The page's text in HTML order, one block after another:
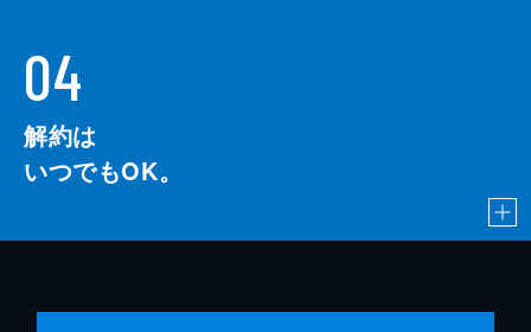
04
解約は
いつでもOK。